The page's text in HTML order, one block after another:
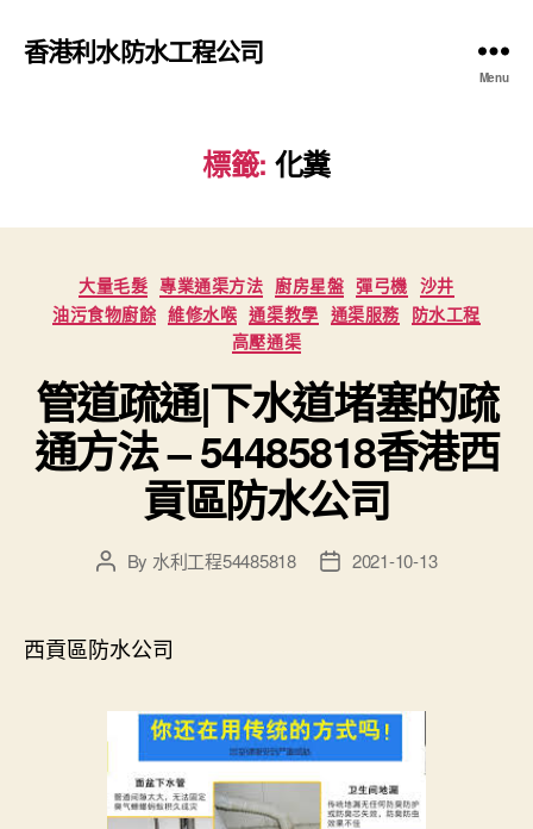
香港利水防水工程公司
Menu
標籤: 化糞
Categories
大量毛髮 專業通渠方法 廚房星盤 彈弓機 沙井
油污食物廚餘 維修水喉 通渠教學 通渠服務 防水工程
高壓通渠
管道疏通|下水道堵塞的疏
通方法 – 54485818香港西
貢區防水公司
PostBy 水利工程54485818
Post2021-10-13
西貢區防水公司